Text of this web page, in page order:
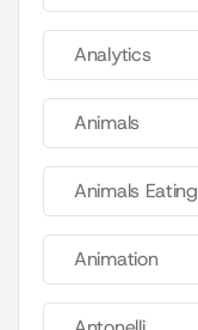
Analytics
Animals
Animals Eating
Animation